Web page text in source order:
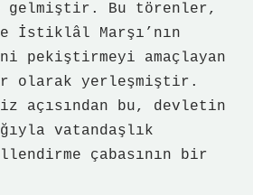
gelmiştir. Bu törenler,
İstiklâl Marşı’nın
pekiştirmeyi amaçlayan
olarak yerleşmiştir.
açısından bu, devletin
vatandaşlık
çabasının bir